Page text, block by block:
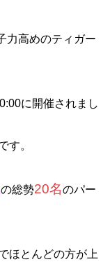
力高めのティガー
に開催されまし
す。
の総勢20名のパー
ほとんどの方が上